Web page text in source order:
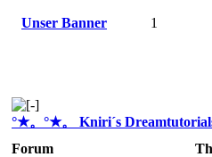
Unser Banner 1
°★。°★。 Kniri´s
Forum